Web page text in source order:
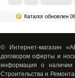
Каталог обновлен
© Интернет-магазин
договором оферты и
информация о
Строительства и